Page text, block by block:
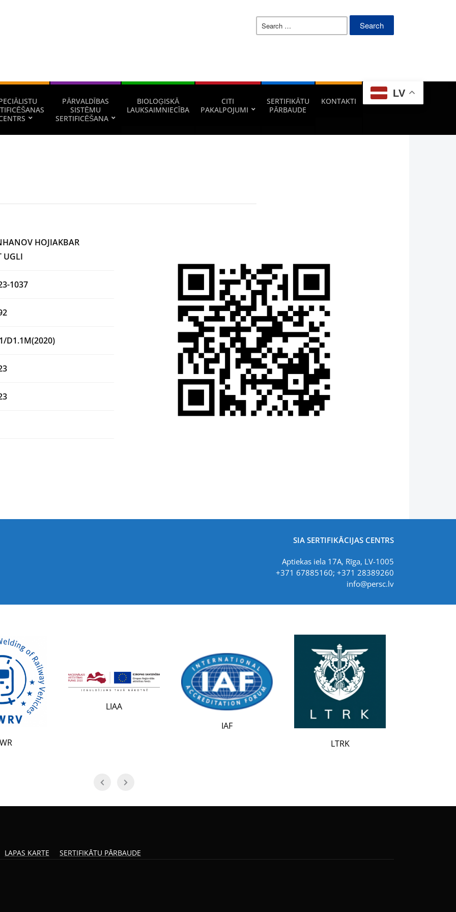
Search
PĀRVALDĪBAS
SISTĒMU
SERTIFICĒŠANA
BIOLOĢISKĀ
LAUKSAIMNIECĪBA
CITI
PAKALPOJUMI
SERTIFIKĀTU
PĀRBAUDE
KONTAKTI
LV
HOJIAKBAR
UGLI
1037
D1.1M(2020)
SIA SERTIFIKĀCIJAS CENTRS
Aptiekas iela 17A, Rīga, LV-1005
+371 67885160; +371 28389260
info@persc.lv
LIAA
LATAK
LAPAS KARTE SERTIFIKĀTU PĀRBAUDE